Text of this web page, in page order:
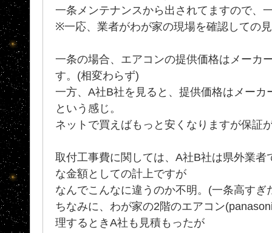
一条メンテナンスから出されてますので、
※一応、業者がわが家の現場を確認しての
一条の場合、エアコンの提供価格はメーカ
す。(相変わらず)
一方、A社B社を見ると、提供価格はメー
という感じ。
ネットで買えばもっと安くなりますが保証
取付工事費に関しては、A社B社は県外業
な金額としての計上ですが
なんでこんなに違うのか不明。(一条高すぎ
ちなみに、わが家の2階のエアコン
理するときA社も見積もったが